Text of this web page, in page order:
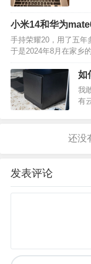
写
小米14和华为
手持荣耀20，用了五年
于是2024年8月在家乡
个月吧，说说使用体验
地属于小屏，习惯了如
要
我
有
的
不
发表评论